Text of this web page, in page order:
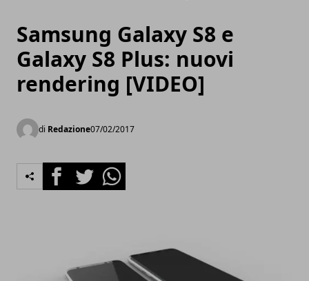
Samsung Galaxy S8 e
Galaxy S8 Plus: nuovi
rendering [VIDEO]
di Redazione07/02/2017
FacebookTwitterWhatsapp